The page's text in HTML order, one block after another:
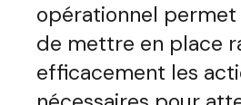
opérationnel permet
de mettre en place
efficacement les